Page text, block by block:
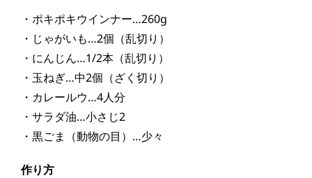
・ポキポキウインナー…260g
・じゃがいも…2個（乱切り）
・にんじん…1/2本（乱切り）
・玉ねぎ…中2個（ざく切り）
・カレールウ…4人分
・サラダ油…小さじ2
・黒ごま（動物の目）…少々
作り方